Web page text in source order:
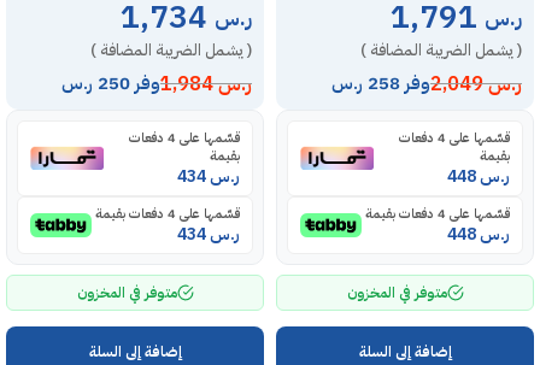
ر.س
( يشمل الضريبة المضافة )
ر.س2,049 وفر 258 ر.س
قسّمها على 4 دفعات
بقيمة
ر.س
قسّمها على 4 دفعات بقيمة
ر.س
متوفر في المخزون
إضافة إلى السلة
ر.س
( يشمل الضريبة المضافة )
ر.س1,984 وفر 250 ر.س
قسّمها على 4 دفعات
بقيمة
ر.س
قسّمها على 4 دفعات بقيمة
ر.س
متوفر في المخزون
إضافة إلى السلة